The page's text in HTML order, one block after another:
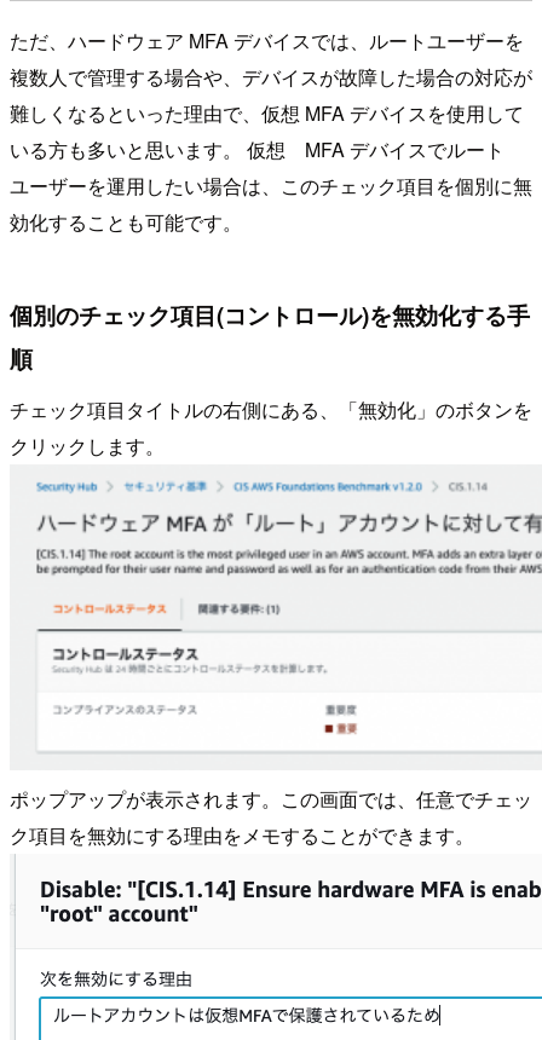
ただ、ハードウェア MFA デバイスでは、ルートユーザーを
複数人で管理する場合や、デバイスが故障した場合の対応が
難しくなるといった理由で、仮想 MFA デバイスを使用して
いる方も多いと思います。 仮想 MFA デバイスでルート
ユーザーを運用したい場合は、このチェック項目を個別に無
効化することも可能です。
個別のチェック項目(コントロール)を無効化する手
順
チェック項目タイトルの右側にある、「無効化」のボタンを
クリックします。
ポップアップが表示されます。この画面では、任意でチェッ
ク項目を無効にする理由をメモすることができます。